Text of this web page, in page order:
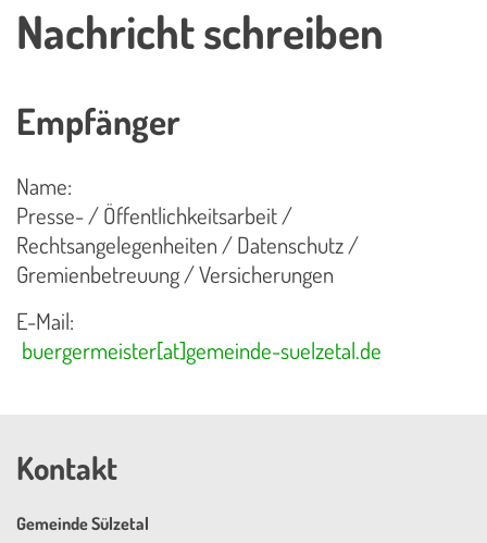
Nachricht schreiben
Empfänger
Name:
Presse- / Öffentlichkeitsarbeit /
Rechtsangelegenheiten / Datenschutz /
Gremienbetreuung / Versicherungen
E-Mail:
buergermeister[at]gemeinde-suelzetal.de
Kontakt
Gemeinde Sülzetal